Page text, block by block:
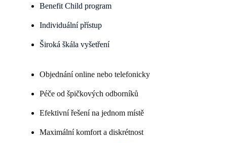
Benefit Child program
Individuální přístup
Široká škála vyšetření
Objednání online nebo telefonicky
Péče od špičkových odborníků
Efektivní řešení na jednom místě
Maximální komfort a diskrétnost